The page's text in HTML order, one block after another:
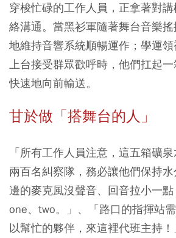
穿梭忙碌的工作人員，正拿著對
絡溝通。當黑衫軍隨著舞台音樂
地維持音響系統順暢運作；學運
上台接受群眾歡呼時，他們扛起
快速地向前輸送。
甘於做「搭舞台的人」
「所有工作人員注意，這五箱礦
兩百名糾察隊，務必讓他們保持
邊的麥克風沒聲音、回音拉小一
one、two。」、「路口的指揮站
以幫忙的夥伴，來這裡代班主持！